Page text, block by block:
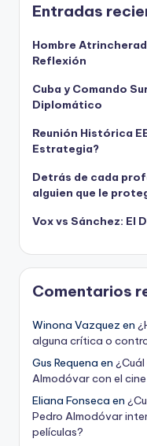
Entradas
Hombre
Reflexión
Cuba y Comando
Diplomático
Reunión Histórica
Estrategia?
Detrás de cada
alguien que le
Vox vs Sánchez: El
Comentarios
Winona Vazquez en
alguna crítica o
Gus Requena en
Almodóvar con el
Eliana Fonseca en
Pedro Almodóvar
películas?